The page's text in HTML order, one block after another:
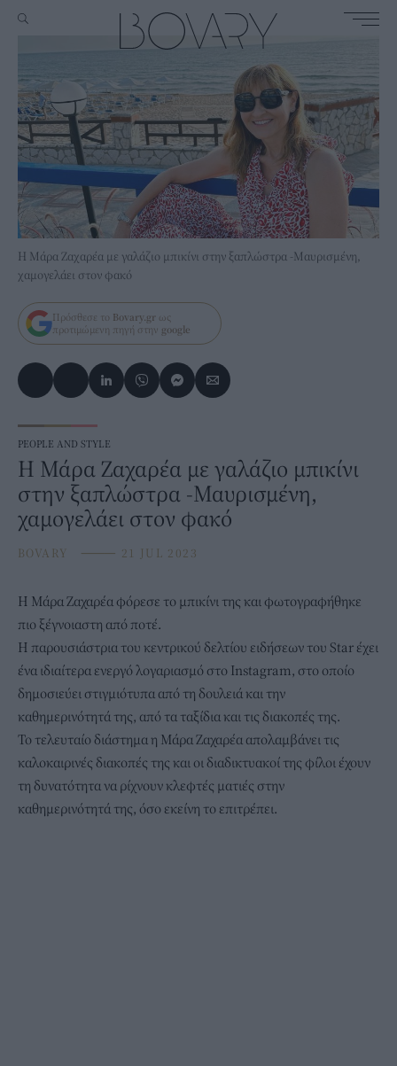
Η Μάρα Ζαχαρέα με γαλάζιο μπικίνι στην ξαπλώστρα -Μαυρισμένη,
χαμογελάει στον φακό
Πρόσθεσε το Bovary.gr ως
προτιμώμενη πηγή στην google
PEOPLE AND STYLE
Η Μάρα Ζαχαρέα με γαλάζιο μπικίνι
στην ξαπλώστρα -Μαυρισμένη,
χαμογελάει στον φακό
BOVARY ⸻ 21 JUL 2023
H Μάρα Ζαχαρέα φόρεσε το μπικίνι της και φωτογραφήθηκε
πιο ξέγνοιαστη από ποτέ.
Η παρουσιάστρια του κεντρικού δελτίου ειδήσεων του Star έχει
ένα ιδιαίτερα ενεργό λογαριασμό στο Instagram, στο οποίο
δημοσιεύει στιγμιότυπα από τη δουλειά και την
καθημερινότητά της, από τα ταξίδια και τις διακοπές της.
Το τελευταίο διάστημα η Μάρα Ζαχαρέα απολαμβάνει τις
καλοκαιρινές διακοπές της και οι διαδικτυακοί της φίλοι έχουν
τη δυνατότητα να ρίχνουν κλεφτές ματιές στην
καθημερινότητά της, όσο εκείνη το επιτρέπει.